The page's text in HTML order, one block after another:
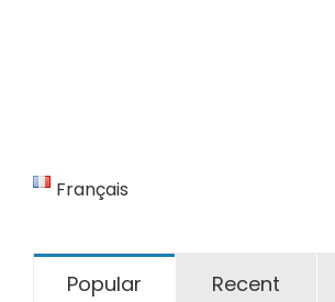
Français
Popular Recent